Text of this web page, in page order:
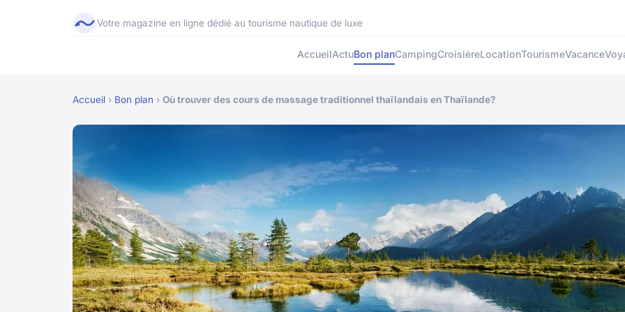
Votre magazine en ligne dédié au tourisme nautique de luxe
AccueilActuBon planCampingCroisièreLocationTourismeVacance
Accueil › Bon plan › Où trouver des cours de massage traditionnel thaïlandais en Thaïlande?